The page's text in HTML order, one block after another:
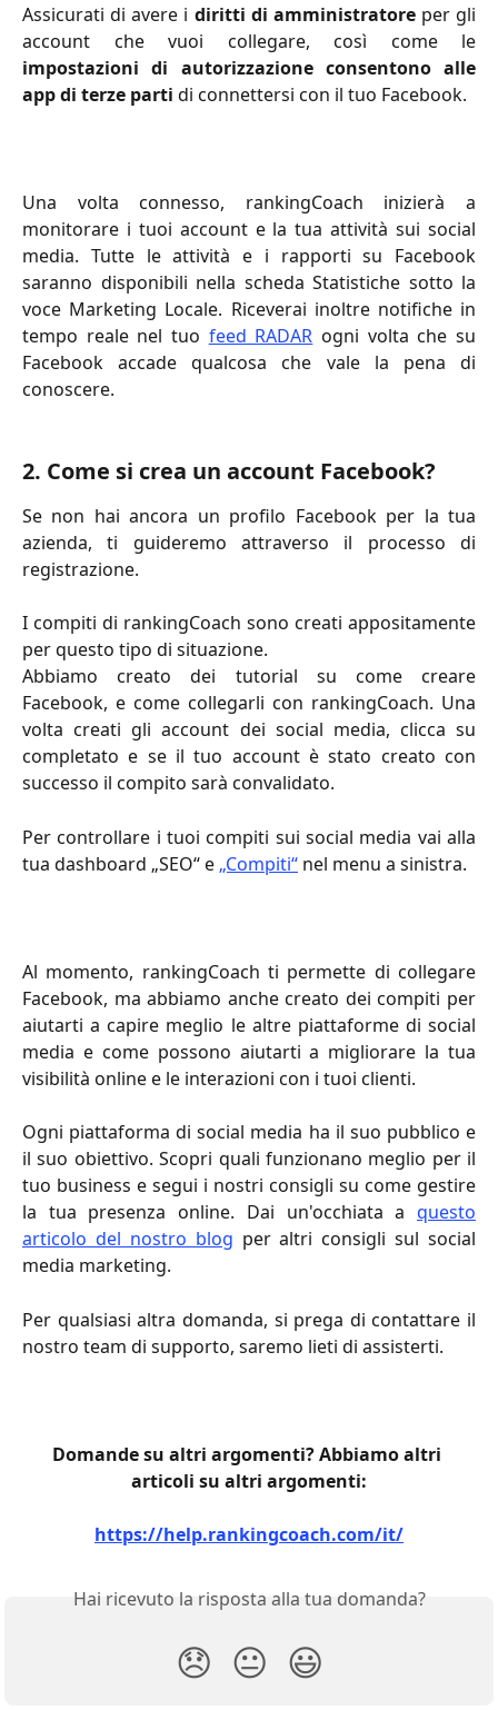
Assicurati di avere i diritti di amministratoreper gli
account che vuoi collegare, così come le
impostazioni di autorizzazione consentono alle
app di terze parti di connettersi con il tuo Facebook.
Una volta connesso, rankingCoach inizierà a
monitorare i tuoi account e la tua attività sui social
media. Tutte le attività e i rapporti su Facebook
saranno disponibili nella scheda Statistiche sotto la
voce Marketing Locale. Riceverai inoltre notifiche in
tempo reale nel tuo feed RADAR ogni volta che su
Facebook accade qualcosa che vale la pena di
conoscere.
2. Come si crea un account Facebook?
Se non hai ancora un profilo Facebook per la tua
azienda, ti guideremo attraverso il processo di
registrazione.
I compiti di rankingCoach sono creati appositamente
per questo tipo di situazione.
Abbiamo creato dei tutorial su come creare
Facebook, e come collegarli con rankingCoach. Una
volta creati gli account dei social media, clicca su
completato e se il tuo account è stato creato con
successo il compito sarà convalidato.
Per controllare i tuoi compiti sui social media vai alla
tua dashboard „SEO“ e „Compiti“ nel menu a sinistra.
Al momento, rankingCoach ti permette di collegare
Facebook, ma abbiamo anche creato dei compiti per
aiutarti a capire meglio le altre piattaforme di social
media e come possono aiutarti a migliorare la tua
visibilità online e le interazioni con i tuoi clienti.
Ogni piattaforma di social media ha il suo pubblico e
il suo obiettivo. Scopri quali funzionano meglio per il
tuo business e segui i nostri consigli su come gestire
la tua presenza online. Dai un'occhiata a questo
articolo del nostro blog per altri consigli sul social
media marketing.
Per qualsiasi altra domanda, si prega di contattare il
nostro team di supporto, saremo lieti di assisterti.
Domande su altri argomenti? Abbiamo altri
articoli su altri argomenti:
https://help.rankingcoach.com/it/
Hai ricevuto la risposta alla tua domanda?
😞 😐 😃